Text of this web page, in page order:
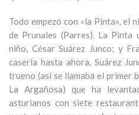
Todo empezó con «la Pinta», el
de Prunales (Parres). La Pinta
niño, César Suárez Junco; y
casería hasta ahora, Suárez
trueno (así se llamaba el primer
La Argañosa) que ha
asturianos con siete